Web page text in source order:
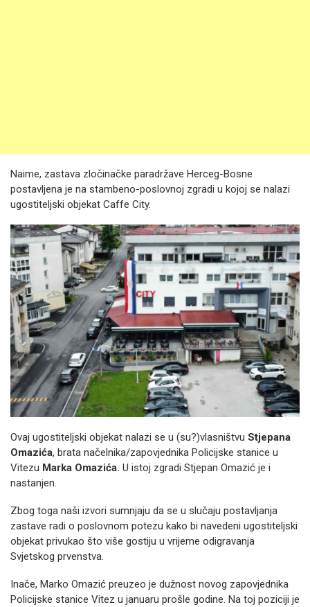
Naime, zastava zločinačke paradržave Herceg-Bosne
postavljena je na stambeno-poslovnoj zgradi u kojoj se nalazi
ugostiteljski objekat Caffe City.
Ovaj ugostiteljski objekat nalazi se u (su?)vlasništvu Stjepana
Omazića, brata načelnika/zapovjednika Policijske stanice u
Vitezu Marka Omazića. U istoj zgradi Stjepan Omazić je i
nastanjen.
Zbog toga naši izvori sumnjaju da se u slučaju postavljanja
zastave radi o poslovnom potezu kako bi navedeni ugostiteljski
objekat privukao što više gostiju u vrijeme odigravanja
Svjetskog prvenstva.
Inače, Marko Omazić preuzeo je dužnost novog zapovjednika
Policijske stanice Vitez u januaru prošle godine. Na toj poziciji je